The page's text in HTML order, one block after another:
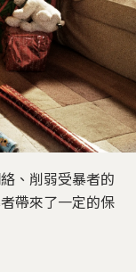
、削弱受暴者的
帶來了一定的保